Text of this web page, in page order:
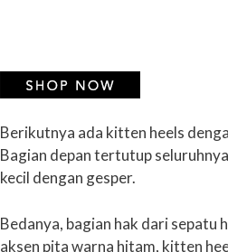
Berikutnya ada kitten heels
Bagian depan tertutup
kecil dengan gesper.
Bedanya, bagian hak dari sepatu
aksen pita warna hitam, kitten